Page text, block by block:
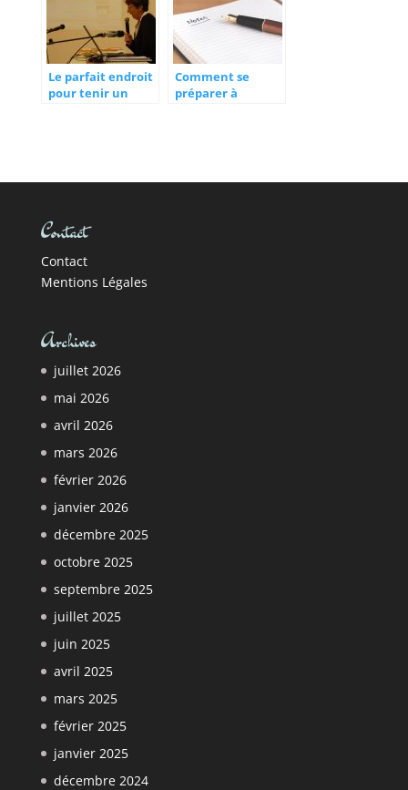
Le parfait endroit
pour tenir un
Comment se
préparer à
Contact
Contact
Mentions Légales
Archives
juillet 2026
mai 2026
avril 2026
mars 2026
février 2026
janvier 2026
décembre 2025
octobre 2025
septembre 2025
juillet 2025
juin 2025
avril 2025
mars 2025
février 2025
janvier 2025
décembre 2024